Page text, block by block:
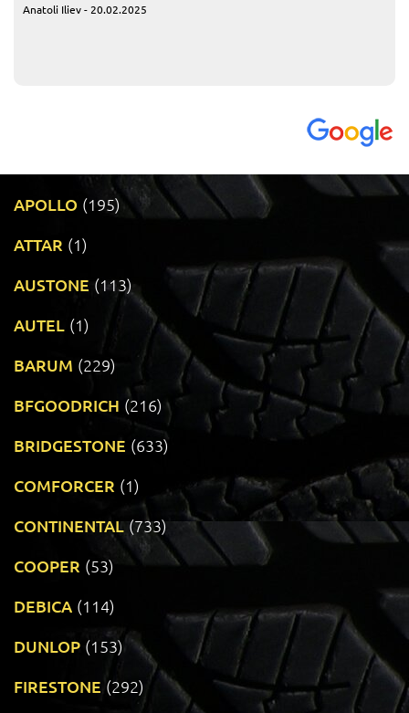
Anatoli Iliev - 20.02.2025
APOLLO (195)
ATTAR (1)
AUSTONE (113)
AUTEL (1)
BARUM (229)
BFGOODRICH (216)
BRIDGESTONE (633)
COMFORCER (1)
CONTINENTAL (733)
COOPER (53)
DEBICA (114)
DUNLOP (153)
FIRESTONE (292)